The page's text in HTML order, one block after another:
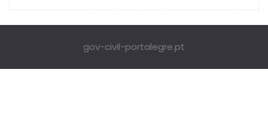
gov-civil-portalegre.pt